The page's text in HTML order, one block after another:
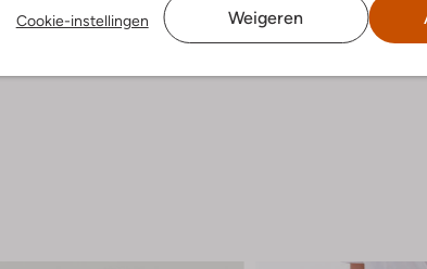
Cookie-instellingen Weigeren